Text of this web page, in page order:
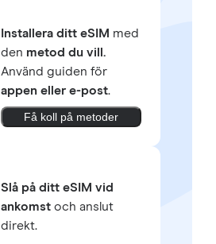
Installera ditt eSIM med
den metod du vill.
Använd guiden för
appen eller e-post.
Få koll på metoder
Slå på ditt eSIM vid
ankomstoch anslut
direkt.